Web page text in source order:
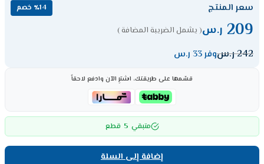
سعر المنتج ٪14 خصم
209 ر.س( يشمل الضريبة المضافة )
242ر.سوفر 33 ر.س
قسّمها على طريقتك، اشترِ الآن وادفع لاحقاً
متبقي 5 قطع
إضافة إلى السلة